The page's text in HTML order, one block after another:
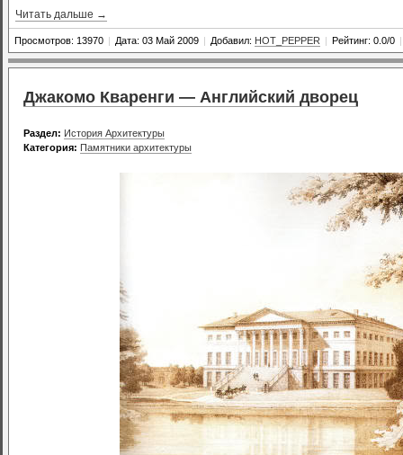
Читать дальше →
Просмотров: 13970 Дата: 03 Май 2009 Добавил: HOT_PEPPER Рейтинг: 0.0/0
Джакомо Кваренги — Английский дворец
Раздел: История Архитектуры
Категория: Памятники архитектуры